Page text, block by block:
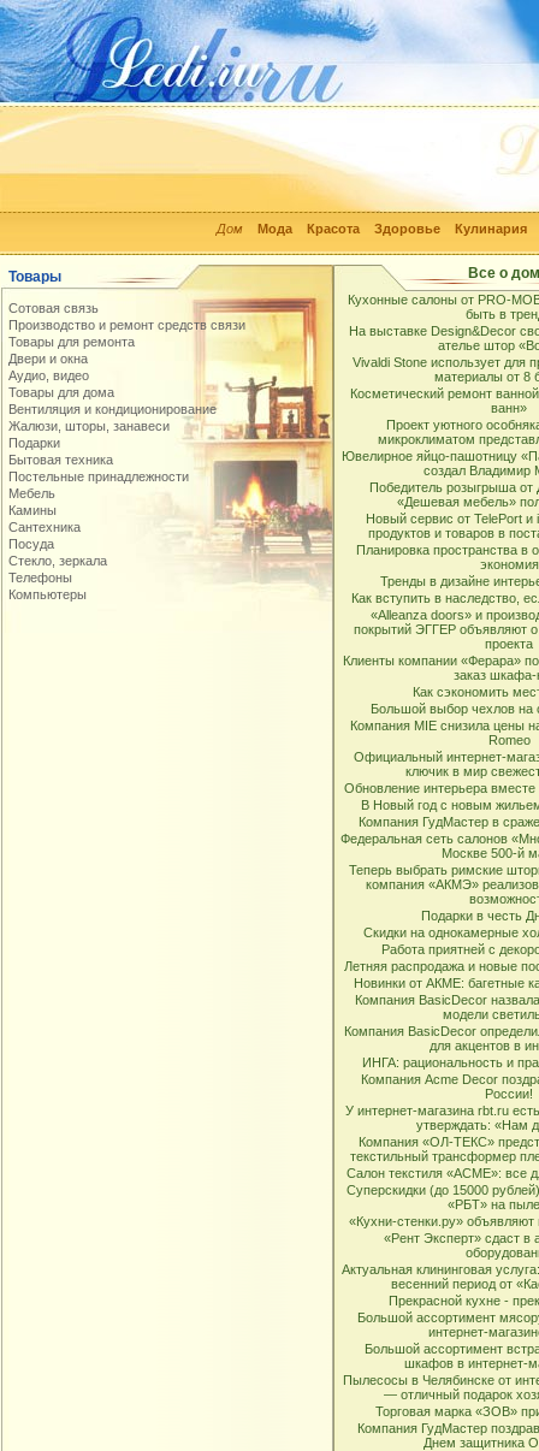
Дом Мода Красота Здоровье Кулинария
Товары
Сотовая связь
Производство и ремонт средств связи
Товары для ремонта
Двери и окна
Аудио, видео
Товары для дома
Вентиляция и кондиционирование
Жалюзи, шторы, занавеси
Подарки
Бытовая техника
Постельные принадлежности
Мебель
Камины
Сантехника
Посуда
Стекло, зеркала
Телефоны
Компьютеры
Все о
Кухонные салоны от PRO-
быть в
На выставке Design&Decor
ателье штор
Vivaldi Stone использует для
материалы от 8
Косметический ремонт
ванн»
Проект уютного
микроклиматом
Ювелирное яйцо-пашотницу
создал Владимир
Победитель розыгрыша
«Дешевая мебель»
Новый сервис от TelePort и
продуктов и товаров в
Планировка пространства в
экономия
Тренды в дизайне
Как вступить в наследство,
«Alleanza doors» и
покрытий ЭГГЕР объявляют о
проекта
Клиенты компании «Ферара»
заказ шкафа-
Как сэкономить
Большой выбор чехлов на
Компания MIE снизила цены
Romeo
Официальный интернет-
ключик в мир
Обновление интерьера
В Новый год с новым
Компания ГудМастер в
Федеральная сеть салонов
Москве 500-й
Теперь выбрать римские
компания «АКМЭ»
Подарки в честь
Скидки на однокамерные
Работа приятней с
Летняя распродажа и новые
Новинки от АКМЕ: багетные
Компания BasicDecor
модели
Компания BasicDecor
для акцентов в
ИНГА: рациональность и
Компания Acme Decor
России!
У интернет-магазина rbt.ru
утверждать: «Нам
Компания «ОЛ-ТЕКС»
текстильный трансформер
Салон текстиля «АCME»: все
Суперскидки (до 15000
«РБТ» на
«Кухни-стенки.ру»
«Рент Эксперт» сдаст в
Актуальная клининговая
весенний период от
Прекрасной кухне -
Большой ассортимент
интернет-
Большой ассортимент
шкафов в интернет-
Пылесосы в Челябинске от
— отличный подарок
Торговая марка «ЗОВ»
Компания ГудМастер
Днем защитника